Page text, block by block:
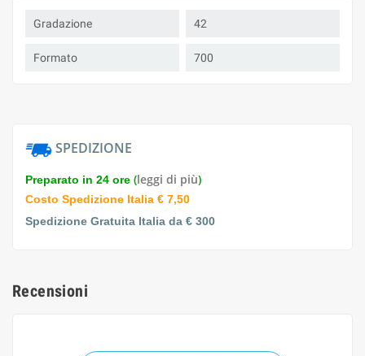
Gradazione 42
Formato 700
SPEDIZIONE
Preparato in 24 ore (leggi di più)
Costo Spedizione Italia € 7,50
Spedizione Gratuita Italia da € 300
Recensioni